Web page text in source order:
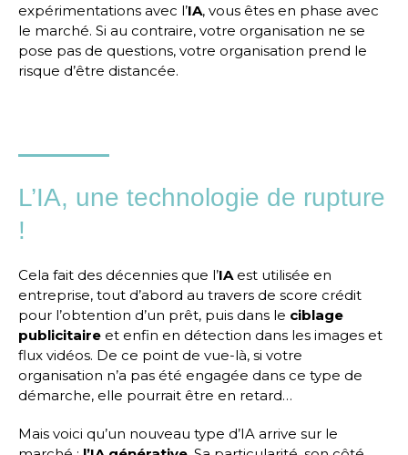
expérimentations avec l’IA, vous êtes en phase avec
le marché. Si au contraire, votre organisation ne se
pose pas de questions, votre organisation prend le
risque d’être distancée.
L’IA, une technologie de rupture
!
Cela fait des décennies que l’IAest utilisée en
entreprise, tout d’abord au travers de score crédit
pour l’obtention d’un prêt, puis dans le ciblage
publicitaire et enfin en détection dans les images et
flux vidéos. De ce point de vue-là, si votre
organisation n’a pas été engagée dans ce type de
démarche, elle pourrait être en retard…
Mais voici qu’un nouveau type d’IA arrive sur le